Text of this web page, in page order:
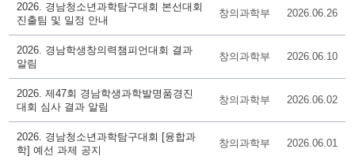
2026. 경남청소년과학탐구대회 본선대회
진출팀 및 일정 안내
창의과학부 2026.06.26
2026. 경남학생창의력챔피언대회 결과
알림
창의과학부 2026.06.10
2026. 제47회 경남학생과학발명품경진
대회 심사 결과 알림
창의과학부 2026.06.02
2026. 경남청소년과학탐구대회 [융합과
학] 예선 과제 공지
창의과학부 2026.06.01